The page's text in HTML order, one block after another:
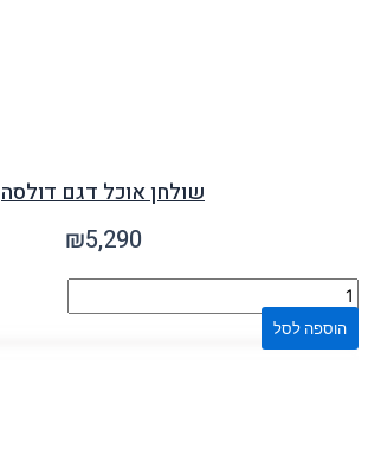
שולחן אוכל דגם דולסה
₪5,290
הוספה לסל